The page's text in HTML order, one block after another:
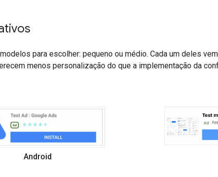
para escolher: pequeno ou médio. Cada um deles
menos personalização do que a implementação da
Android